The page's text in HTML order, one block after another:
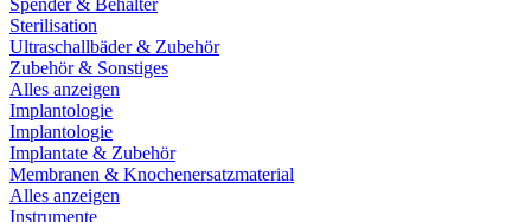
Spender & Behälter
Sterilisation
Ultraschallbäder & Zubehör
Zubehör & Sonstiges
Alles anzeigen
Implantologie
Implantologie
Implantate & Zubehör
Membranen & Knochenersatzmaterial
Alles anzeigen
Instrumente